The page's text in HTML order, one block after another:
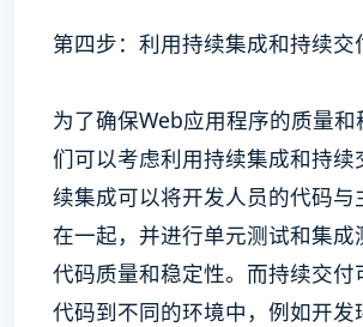
第四步：利用持续集成和持续交
为了确保Web应用程序的质量和
们可以考虑利用持续集成和持续
续集成可以将开发人员的代码与
在一起，并进行单元测试和集成
代码质量和稳定性。而持续交付
代码到不同的环境中，例如开发